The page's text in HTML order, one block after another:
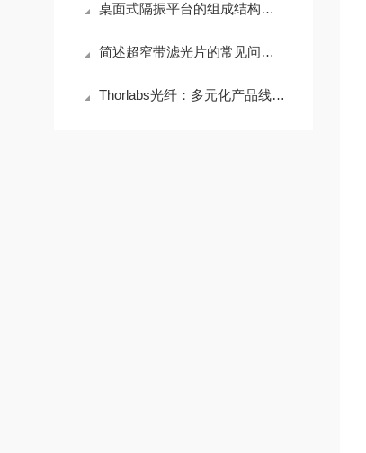
桌面式隔振平台的组成结构分析
简述超窄带滤光片的常见问题相应解决方法
Thorlabs光纤：多元化产品线：覆盖全场景光学需求​